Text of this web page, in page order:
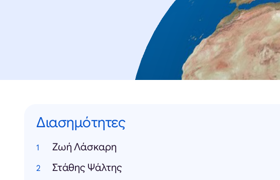
Διασημότητες
Zωή Λάσκαρη
Στάθης Ψάλτης